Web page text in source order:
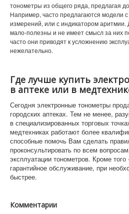
тонометры из общего ряда, предлагая
Например, часто предлагаются модели
измерений, или с индикатором
мало-полезны и не имеет смысл за них
часто они приводят к усложнению
нежелательно.
Где лучше купить
в аптеке или в
Сегодня электронные тонометры
городских аптеках. Тем не менее,
в специализированных торговых
медтехниках работают более
способные помочь Вам сделать
проконсультировать по всем
эксплуатации тонометров. Кроме
гарантийное обслуживание, при
быстрее.
Комментарии